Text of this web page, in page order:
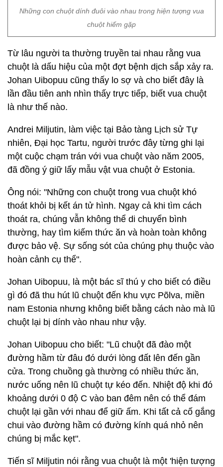
Những con chuột dính đuôi vào nhau trong hiện tượng vua
chuột hiếm gặp
Từ lâu người ta thường truyền tai nhau rằng vua
chuột là dấu hiệu của một đợt bệnh dịch sắp xảy ra.
Johan Uibopuu cũng thấy lo sợ và cho biết đây là
lần đầu tiên anh nhìn thấy trực tiếp, biết vua chuột
là như thế nào.
Andrei Miljutin, làm việc tại Bảo tàng Lịch sử Tự
nhiên, Đại học Tartu, người trước đây từng ghi lại
một cuộc chạm trán với vua chuột vào năm 2005,
đã đồng ý giữ lấy mẫu vật vua chuột ở Estonia.
Ông nói: "Những con chuột trong vua chuột khó
thoát khỏi bị kết án tử hình. Ngay cả khi tìm cách
thoát ra, chúng vẫn không thể di chuyển bình
thường, hay tìm kiếm thức ăn và hoàn toàn không
được bảo vệ. Sự sống sót của chúng phụ thuộc vào
hoàn cảnh cụ thể".
Johan Uibopuu, là một bác sĩ thú y cho biết có điều
gì đó đã thu hút lũ chuột đến khu vực Põlva, miền
nam Estonia nhưng không biết bằng cách nào mà lũ
chuột lại bị dính vào nhau như vậy.
Johan Uibopuu cho biết: "Lũ chuột đã đào một
đường hầm từ đâu đó dưới lòng đất lên đến gần
cửa. Trong chuồng gà thường có nhiều thức ăn,
nước uống nên lũ chuột tự kéo đến. Nhiệt độ khi đó
khoảng dưới 0 độ C vào ban đêm nên có thể đám
chuột lại gần với nhau để giữ ấm. Khi tất cả cố gắng
chui vào đường hầm có đường kính quá nhỏ nên
chúng bị mắc kẹt".
Tiến sĩ Miljutin nói rằng vua chuột là một 'hiện tượng